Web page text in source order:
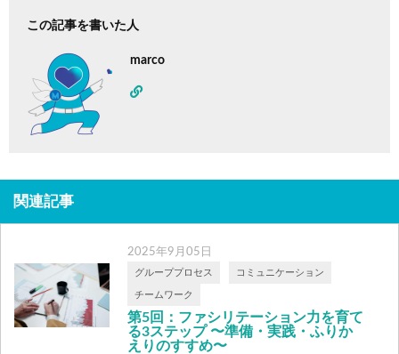
この記事を書いた人
marco
関連記事
2025年9月05日
グループプロセス コミュニケーション
チームワーク
第5回：ファシリテーション力を育て
る3ステップ 〜準備・実践・ふりか
えりのすすめ〜